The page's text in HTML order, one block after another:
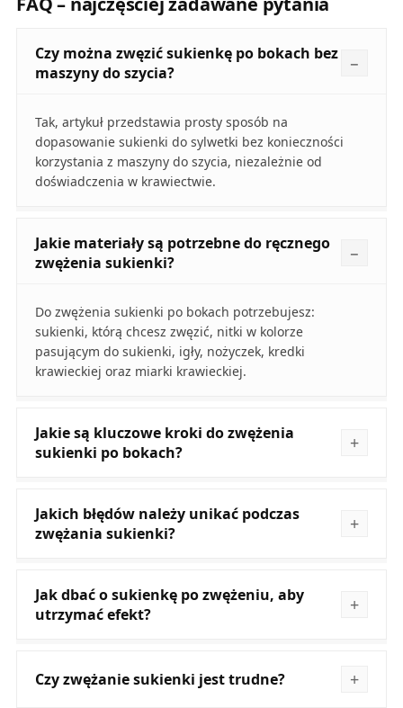
Czy można zwęzić sukienkę po bokach bez
maszyny do szycia?
Tak, artykuł przedstawia prosty sposób na
dopasowanie sukienki do sylwetki bez konieczności
korzystania z maszyny do szycia, niezależnie od
doświadczenia w krawiectwie.
Jakie materiały są potrzebne do ręcznego
zwężenia sukienki?
Do zwężenia sukienki po bokach potrzebujesz:
sukienki, którą chcesz zwęzić, nitki w kolorze
pasującym do sukienki, igły, nożyczek, kredki
krawieckiej oraz miarki krawieckiej.
Jakie są kluczowe kroki do zwężenia
sukienki po bokach?
Jakich błędów należy unikać podczas
zwężania sukienki?
Jak dbać o sukienkę po zwężeniu, aby
utrzymać efekt?
Czy zwężanie sukienki jest trudne?